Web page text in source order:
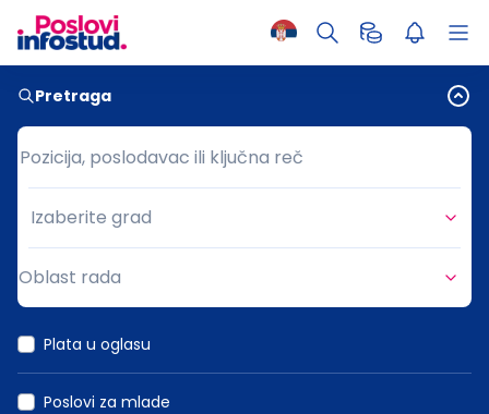
Pretraga
Pozicija, poslodavac ili ključna reč
Pozicija, poslodavac ili ključna reč
Grad
Izaberite grad
Oblast rada
Plata u oglasu
Poslovi za mlade